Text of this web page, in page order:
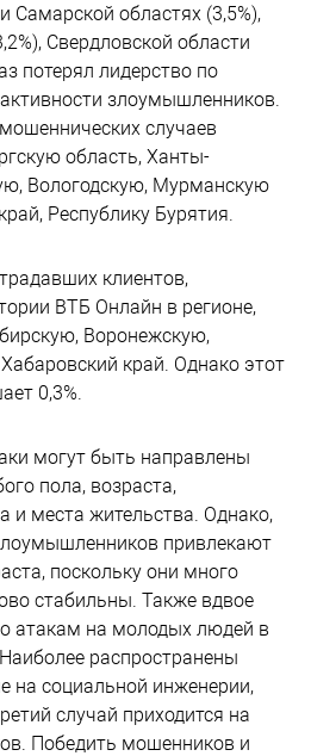
Самарской областях (3,5%),
Свердловской области
потерял лидерство по
злоумышленников.
случаев
область, Ханты-
Вологодскую, Мурманскую
Республику Бурятия.
клиентов,
ВТБ Онлайн в регионе,
Воронежскую,
край. Однако этот
0,3%.
могут быть направлены
пола, возраста,
и места жительства. Однако,
привлекают
поскольку они много
стабильны. Также вдвое
атакам на молодых людей в
распространены
на социальной инженерии,
случай приходится на
Победить мошенников и